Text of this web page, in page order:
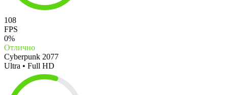
108
FPS
0%
Отлично
Cyberpunk 2077
Ultra • Full HD